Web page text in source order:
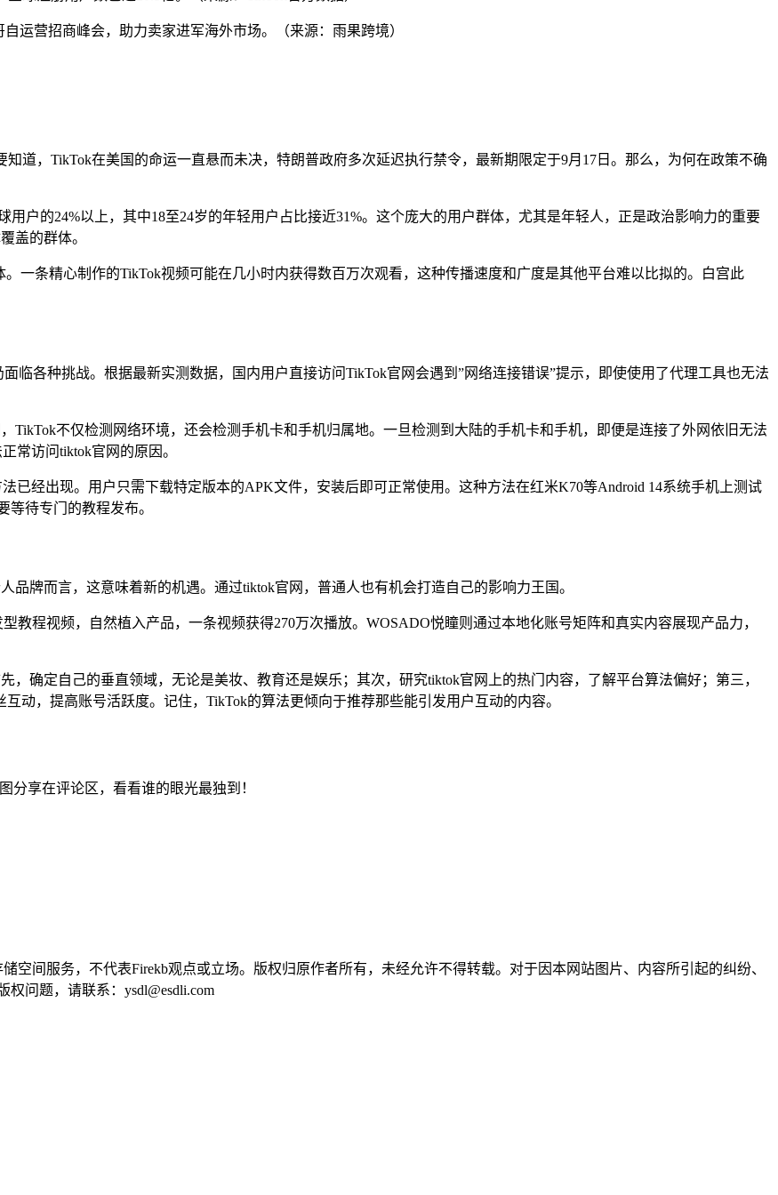
运营招商峰会，助力卖家进军海外市场。（来源：雨果跨境）
道，TikTok在美国的命运一直悬而未决，特朗普政府多次延迟执行禁令，最新期限定于9月17日。那么，为何在政策不确
户的24%以上，其中18至24岁的年轻用户占比接近31%。这个庞大的用户群体，尤其是年轻人，正是政治影响力的重要
盖的群体。
一条精心制作的TikTok视频可能在几小时内获得数百万次观看，这种传播速度和广度是其他平台难以比拟的。白宫此
临各种挑战。根据最新实测数据，国内用户直接访问TikTok官网会遇到”网络连接错误”提示，即使使用了代理工具也无法
TikTok不仅检测网络环境，还会检测手机卡和手机归属地。一旦检测到大陆的手机卡和手机，即便是连接了外网依旧无法
常访问tiktok官网的原因。
已经出现。用户只需下载特定版本的APK文件，安装后即可正常使用。这种方法在红米K70等Android 14系统手机上测试
待专门的教程发布。
品牌而言，这意味着新的机遇。通过tiktok官网，普通人也有机会打造自己的影响力王国。
教程视频，自然植入产品，一条视频获得270万次播放。WOSADO悦瞳则通过本地化账号矩阵和真实内容展现产品力，
，确定自己的垂直领域，无论是美妆、教育还是娱乐；其次，研究tiktok官网上的热门内容，了解平台算法偏好；第三，
动，提高账号活跃度。记住，TikTok的算法更倾向于推荐那些能引发用户互动的内容。
分享在评论区，看看谁的眼光最独到！
空间服务，不代表Firekb观点或立场。版权归原作者所有，未经允许不得转载。对于因本网站图片、内容所引起的纠纷、
问题，请联系：ysdl@esdli.com